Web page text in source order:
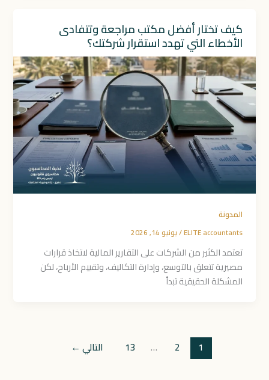
كيف تختار أفضل مكتب مراجعة وتتفادى
الأخطاء التي تهدد استقرار شركتك؟
المدونة
ELITE accountants
/يونيو 14, 2026
تعتمد الكثير من الشركات على التقارير المالية لاتخاذ قرارات
مصيرية تتعلق بالتوسع، وإدارة التكاليف، وتقييم الأرباح، لكن
المشكلة الحقيقية تبدأ
1
2
…
13 التالي ←